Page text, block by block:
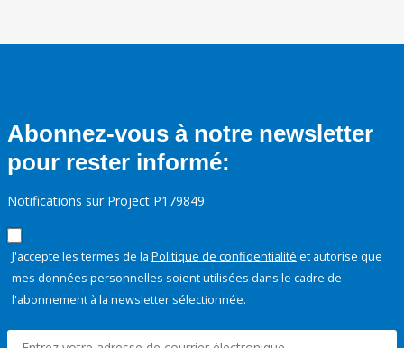
Abonnez-vous à notre newsletter
pour rester informé:
Notifications sur Project P179849
J'accepte les termes de la Politique de confidentialité et autorise que
mes données personnelles soient utilisées dans le cadre de
l'abonnement à la newsletter sélectionnée.